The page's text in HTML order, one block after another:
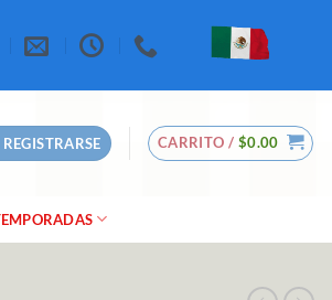
CARRITO / $0.00